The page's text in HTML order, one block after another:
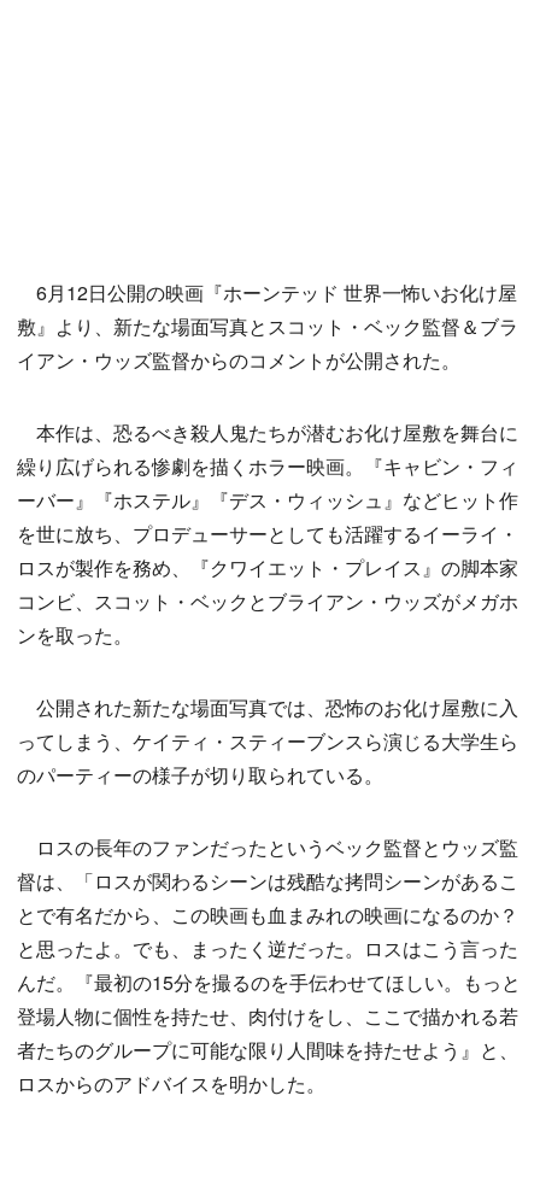
6月12日公開の映画『ホーンテッド 世界一怖いお化け屋
敷』より、新たな場面写真とスコット・ベック監督＆ブラ
イアン・ウッズ監督からのコメントが公開された。
本作は、恐るべき殺人鬼たちが潜むお化け屋敷を舞台に
繰り広げられる惨劇を描くホラー映画。『キャビン・フィ
ーバー』『ホステル』『デス・ウィッシュ』などヒット作
を世に放ち、プロデューサーとしても活躍するイーライ・
ロスが製作を務め、『クワイエット・プレイス』の脚本家
コンビ、スコット・ベックとブライアン・ウッズがメガホ
ンを取った。
公開された新たな場面写真では、恐怖のお化け屋敷に入
ってしまう、ケイティ・スティーブンスら演じる大学生ら
のパーティーの様子が切り取られている。
ロスの長年のファンだったというベック監督とウッズ監
督は、「ロスが関わるシーンは残酷な拷問シーンがあるこ
とで有名だから、この映画も血まみれの映画になるのか？
と思ったよ。でも、まったく逆だった。ロスはこう言った
んだ。『最初の15分を撮るのを手伝わせてほしい。もっと
登場人物に個性を持たせ、肉付けをし、ここで描かれる若
者たちのグループに可能な限り人間味を持たせよう』と、
ロスからのアドバイスを明かした。